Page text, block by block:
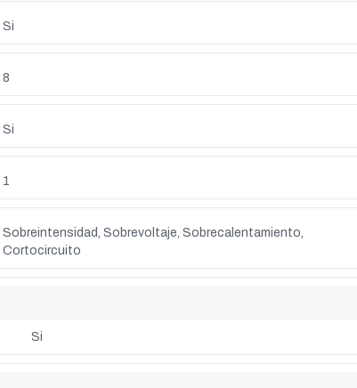
Si
8
Si
1
Sobreintensidad, Sobrevoltaje, Sobrecalentamiento,
Cortocircuito
Si